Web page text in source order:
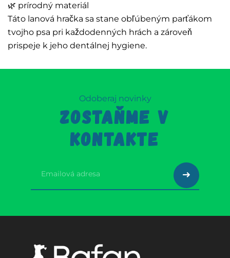
🌿 prírodný materiál
Táto lanová hračka sa stane obľúbeným parťákom
tvojho psa pri každodenných hrách a zároveň
prispeje k jeho dentálnej hygiene.
Odoberaj novinky
ZOSTAŇME V
KONTAKTE